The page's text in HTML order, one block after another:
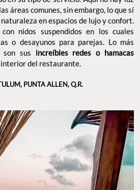
áreas comunes, sin embargo, lo que sí
en espacios de lujo y confort.
nidos suspendidos en los cuales
o desayunos para parejas. Lo más
sus increíbles redes o hamacas
del restaurante.
PUNTA ALLEN, Q.R.